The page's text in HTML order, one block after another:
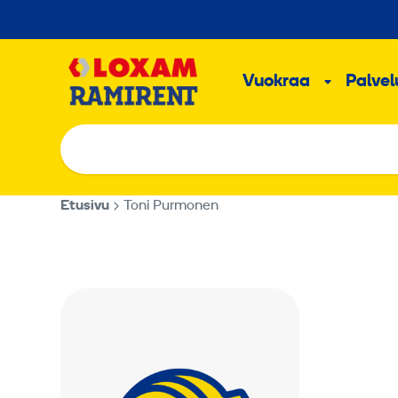
sisältöön
Vuokraa
Etusivu Toni Purmonen